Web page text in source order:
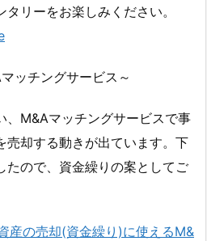
リーをお楽しみください。
ッチングサービス～
、M&Aマッチングサービスで事
売却する動きが出ています。下
たので、資金繰りの案としてご
産の売却(資金繰り)に使えるM&